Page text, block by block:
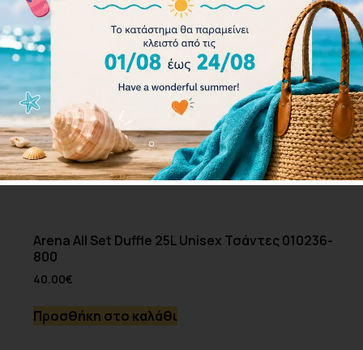
Arena All Set Duffle 25L Unisex Τσάντες 010236-
800
40.00€
Προσθήκη στο καλάθι